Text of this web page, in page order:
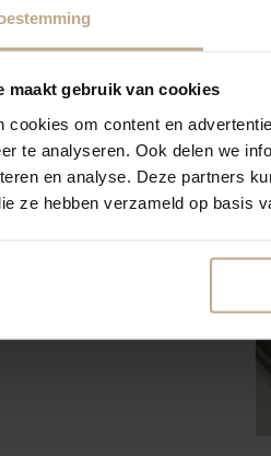
maakt gebruik van cookies
cookies om content en
te analyseren. Ook delen we
en analyse. Deze partners
ze hebben verzameld op basis
vrijblijvend met onze